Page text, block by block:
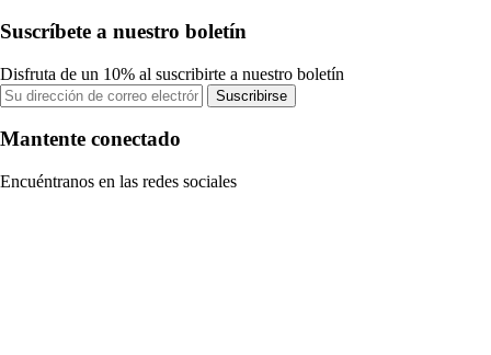
Suscríbete a nuestro boletín
Disfruta de un 10% al suscribirte a nuestro boletín
Suscribirse
Mantente conectado
Encuéntranos en las redes sociales